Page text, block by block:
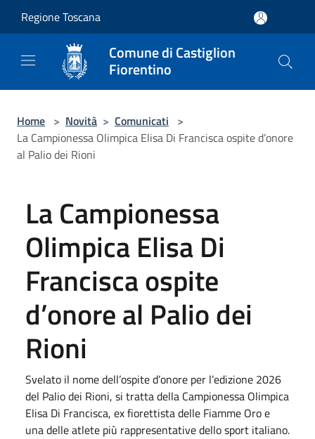
Regione Toscana
Comune di Castiglion
Fiorentino
Home > Novità > Comunicati >
La Campionessa Olimpica Elisa Di Francisca ospite d’onore
al Palio dei Rioni
La Campionessa
Olimpica Elisa Di
Francisca ospite
d’onore al Palio dei
Rioni
Svelato il nome dell’ospite d’onore per l’edizione 2026
del Palio dei Rioni, si tratta della Campionessa Olimpica
Elisa Di Francisca, ex fiorettista delle Fiamme Oro e
una delle atlete più rappresentative dello sport italiano.